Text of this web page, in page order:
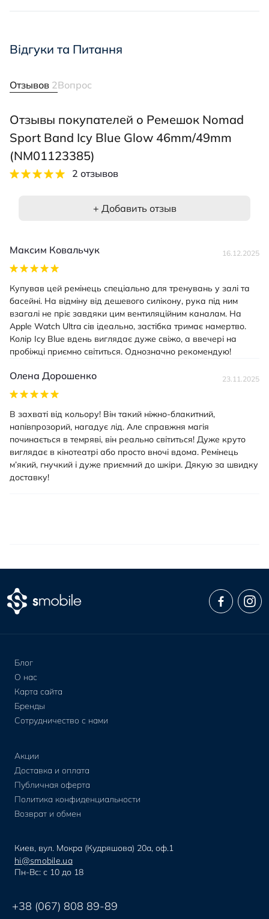
Відгуки та Питання
Отзывов 2Вопрос
Отзывы покупателей о Ремешок Nomad
Sport Band Icy Blue Glow 46mm/49mm
(NM01123385)
2 отзывов
+ Добавить отзыв
Максим Ковальчук 16.12.2025
Купував цей ремінець спеціально для тренувань у залі та
басейні. На відміну від дешевого силікону, рука під ним
взагалі не пріє завдяки цим вентиляційним каналам. На
Apple Watch Ultra сів ідеально, застібка тримає намертво.
Колір Icy Blue вдень виглядає дуже свіжо, а ввечері на
пробіжці приємно світиться. Однозначно рекомендую!
Олена Дорошенко 23.11.2025
В захваті від кольору! Він такий ніжно-блакитний,
напівпрозорий, нагадує лід. Але справжня магія
починається в темряві, він реально світиться! Дуже круто
виглядає в кінотеатрі або просто вночі вдома. Ремінець
м’який, гнучкий і дуже приємний до шкіри. Дякую за швидку
доставку!
Блог
О нас
Карта сайта
Бренды
Сотрудничество с нами
Акции
Доставка и оплата
Публичная оферта
Политика конфиденциальности
Возврат и обмен
Киев, вул. Мокра (Кудряшова) 20а, оф.1
hi@smobile.ua
Пн-Вс: с 10 до 18
+38 (067) 808 89-89